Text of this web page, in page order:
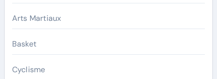
Arts Martiaux
Basket
Cyclisme